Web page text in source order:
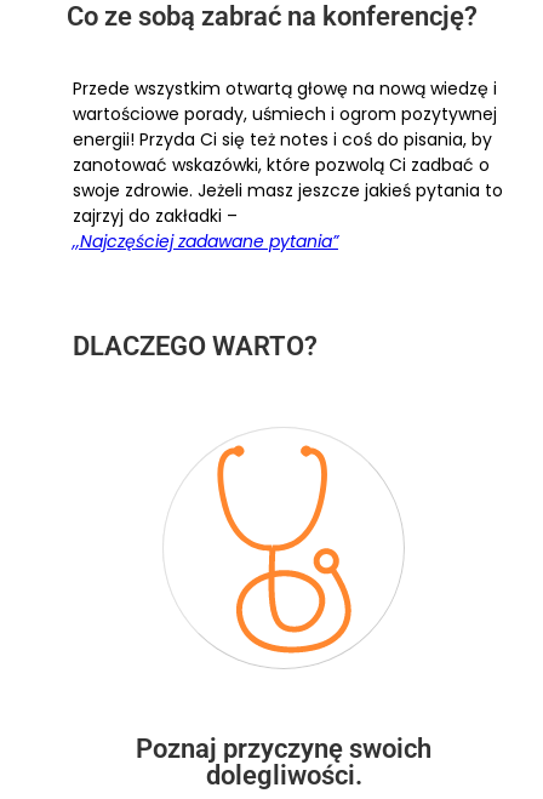
Co ze sobą zabrać na konferencję?
Przede wszystkim otwartą głowę na nową wiedzę i
wartościowe porady, uśmiech i ogrom pozytywnej
energii! Przyda Ci się też notes i coś do pisania, by
zanotować wskazówki, które pozwolą Ci zadbać o
swoje zdrowie. Jeżeli masz jeszcze jakieś pytania to
zajrzyj do zakładki –
,,Najczęściej zadawane pytania”
DLACZEGO WARTO?
Poznaj przyczynę swoich
dolegliwości.